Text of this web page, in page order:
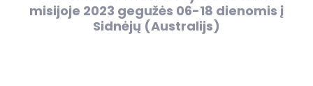
misijoje 2023 gegužės 06-18 dienomis į
Sidnėjų (Australijs)